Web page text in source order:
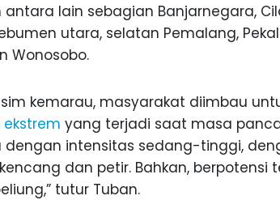
antara lain sebagian Banjarnegara,
utara, selatan Pemalang,
Wonosobo.
kemarau, masyarakat diimbau
yang terjadi saat masa
intensitas sedang-tinggi,
dan petir. Bahkan, berpotensi
tutur Tuban.